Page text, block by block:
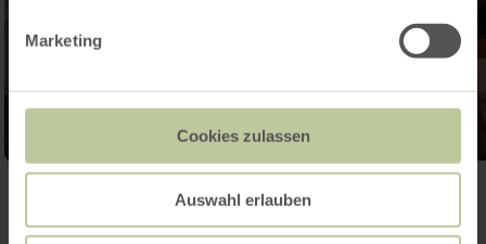
Marketing
Cookies zulassen
Auswahl erlauben
Galerie öffnen